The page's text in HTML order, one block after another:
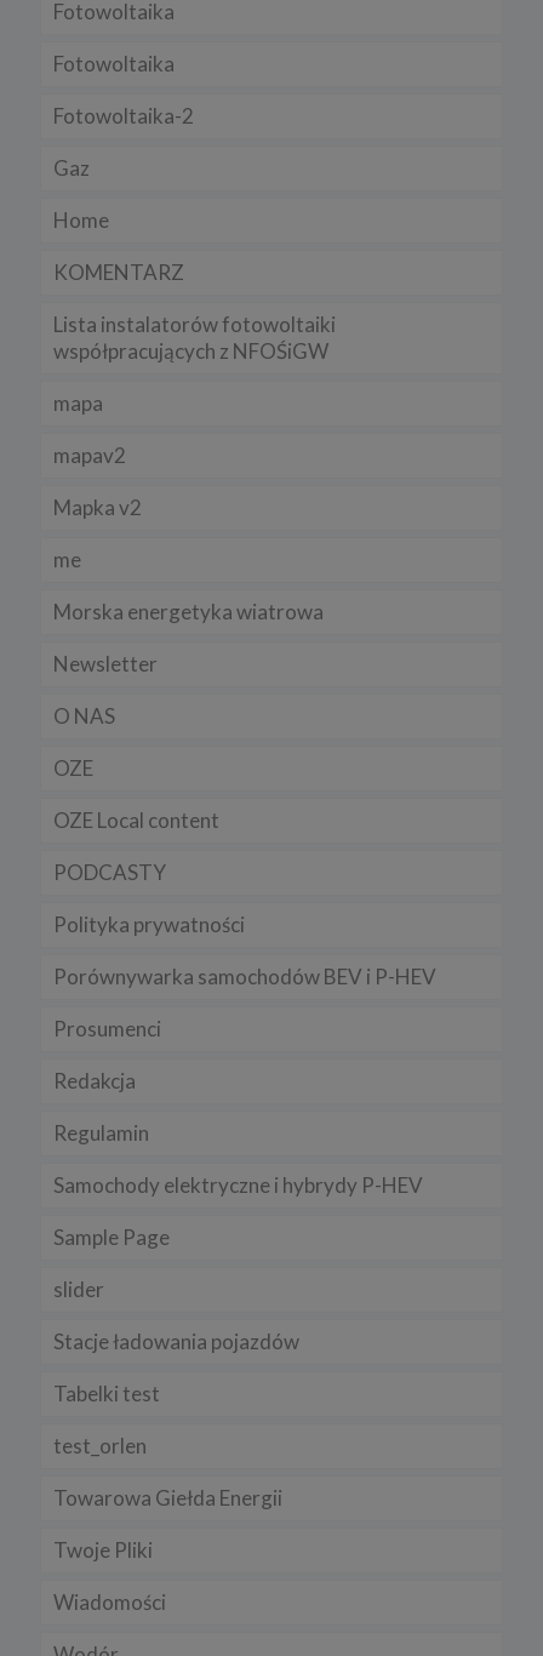
Fotowoltaika
Fotowoltaika
Fotowoltaika-2
Gaz
Home
KOMENTARZ
Lista instalatorów fotowoltaiki
współpracujących z NFOŚiGW
mapa
mapav2
Mapka v2
me
Morska energetyka wiatrowa
Newsletter
O NAS
OZE
OZE Local content
PODCASTY
Polityka prywatności
Porównywarka samochodów BEV i P-HEV
Prosumenci
Redakcja
Regulamin
Samochody elektryczne i hybrydy P-HEV
Sample Page
slider
Stacje ładowania pojazdów
Tabelki test
test_orlen
Towarowa Giełda Energii
Twoje Pliki
Wiadomości
Regulamin serwisu